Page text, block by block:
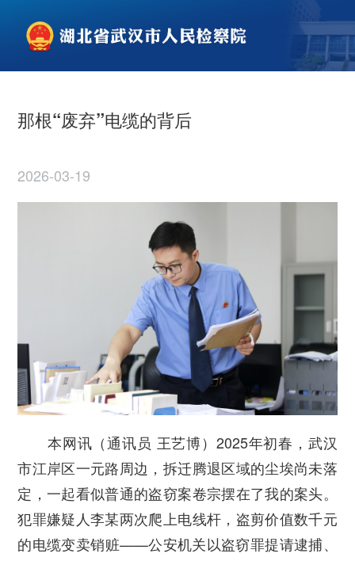
那根“废弃”电缆的背后
2026-03-19
本网讯（通讯员 王艺博）2025年初春，武汉
市江岸区一元路周边，拆迁腾退区域的尘埃尚未落
定，一起看似普通的盗窃案卷宗摆在了我的案头。
犯罪嫌疑人李某两次爬上电线杆，盗剪价值数千元
的电缆变卖销赃——公安机关以盗窃罪提请逮捕、